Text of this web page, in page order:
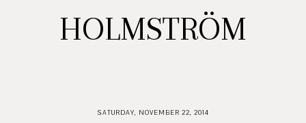
HOLMSTRÖM
SATURDAY, NOVEMBER 22, 2014